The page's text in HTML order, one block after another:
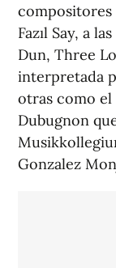
compositores
Fazıl Say, a
Dun, Three
interpretada
otras como el
Dubugnon
Gonzalez